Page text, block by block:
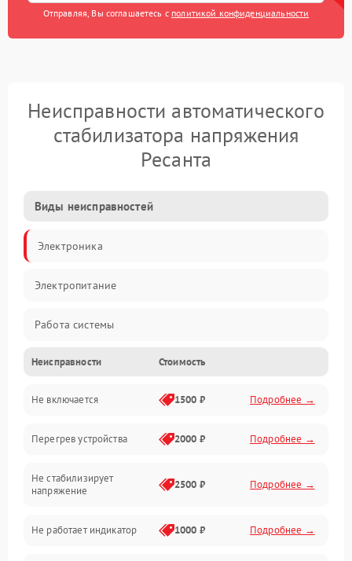
Отправляя, Вы соглашаетесь с политикой конфиденциальности
Неисправности автоматического
стабилизатора напряжения
Ресанта
Виды неисправностей
Электроника
Электропитание
Работа системы
Механические повреждения
Электронные компоненты
Механика
Корпус/Герметичность
Неисправности Стоимость
Не включается 1500 ₽ Подробнее →
Перегрев устройства 2000 ₽ Подробнее →
Не стабилизирует
напряжение
2500 ₽ Подробнее →
Не работает индикатор 1000 ₽ Подробнее →